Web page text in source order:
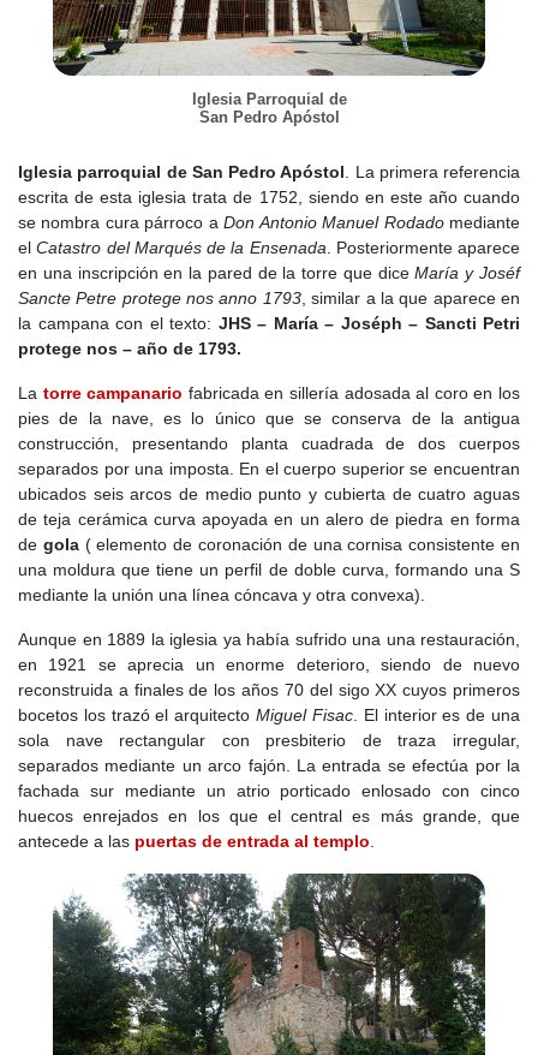
Durante elsiglo XII, con la victoria cristiana consolidándose, la
orden de los monjes cistercienses se aventuró a establecer su
Monasterio de Valdeiglesias, un punto de referencia para la vida
la agricultura y la ganadería, dando lugar a los primeros
asentamientos estables en los alrededores.
Al mismo tiempo, al otro lado del río, unos pastores trashumantes
encontraron cobijo bajo la sombra de un frondoso fresno. Allí,
entre el susurro del viento y el murmullo del agua, comenzaron a
levantar humildes cabañas de madera y piedra. Había nacidoEl
Fresno, un pequeño núcleo habitado por gentes dedicadas al
no se había desvanecido del todo. Las noches eran testigos de
rumores sobre incursiones furtivas desde el sur. No sería hasta
finales de siglo cuando la estabilidad de los cristianos en la zona
se consolidó, permitiendo que estos pequeños asentamientos
crecieran sin temor.
El alba delsiglo XIII, trajo consigo nuevas oportunidades. La
frontera con Al-Ándalus retrocedía y las autoridades cristianas
impulsaban la repoblación de estas tierras. En 1208,
integrándola en su red de aldeas bajo protección castellana.
Hacia 1236, nuevas familias llegaron desdeMedina de Pomar, en
el norte de Burgos. A cambio de trabajar la tierra y mantener el
orden, se les concedieron derechos sobre los pastos y las
dehesas. Eran tiempos de crecimiento, en los que la actividad
ganadera se consolidaba y los campos se expandían bajo el
arado de los nuevos pobladores.
ganaderas se afianzaban. Los caminos que unían Toledo con la
sierra se llenaron de rebaños y comerciantes. Uno de estos
caminos, elCordel de Merinas, se convirtió en el alma de la
economía local. Fue allí, en uno de sus descansaderos, donde
los pastores encontraron refugio junto a un imponente fresno. El
modesto caserío que surgió a su sombra empezaba a convertirse
en un verdadero pueblo.
Iglesia Parroquial de
San Pedro Apóstol
Iglesia parroquial de San Pedro Apóstol . La primera referencia
escrita de esta iglesia trata de 1752, siendo en este año cuando
se nombra cura párroco aDon Antonio Manuel Rodadomediante
elCatastro del Marqués de la Ensenada . Posteriormente aparece
en una inscripción en la pared de la torre que diceMaría y Joséf
Sancte Petre protege nos anno 1793, similar a la que aparece en
la campana con el texto: JHS – María – Joséph – Sancti Petri
protege nos – año de 1793.
La torre campanario fabricada en sillería adosada al coro en los
pies de la nave, es lo único que se conserva de la antigua
construcción, presentando planta cuadrada de dos cuerpos
separados por una imposta. En el cuerpo superior se encuentran
ubicados seis arcos de medio punto y cubierta de cuatro aguas
de teja cerámica curva apoyada en un alero de piedra en forma
de gola( elemento de coronación de una cornisa consistente en
una moldura que tiene un perfil de doble curva, formando una S
mediante la unión una línea cóncava y otra convexa).
Aunque en 1889 la iglesia ya había sufrido una una restauración,
en 1921 se aprecia un enorme deterioro, siendo de nuevo
reconstruida a finales de los años 70 del sigo XX cuyos primeros
bocetos los trazó el arquitectoMiguel Fisac. El interior es de una
sola nave rectangular con presbiterio de traza irregular,
separados mediante un arco fajón. La entrada se efectúa por la
fachada sur mediante un atrio porticado enlosado con cinco
huecos enrejados en los que el central es más grande, que
antecede a las puertas de entrada al templo